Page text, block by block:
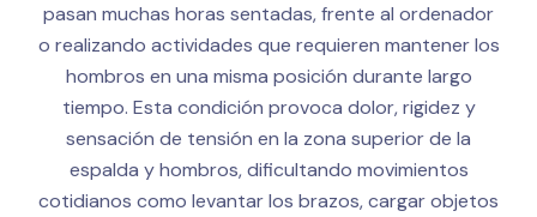
pasan muchas horas sentadas, frente al ordenador
o realizando actividades que requieren mantener los
hombros en una misma posición durante largo
tiempo. Esta condición provoca dolor, rigidez y
sensación de tensión en la zona superior de la
espalda y hombros, dificultando movimientos
cotidianos como levantar los brazos, cargar objetos